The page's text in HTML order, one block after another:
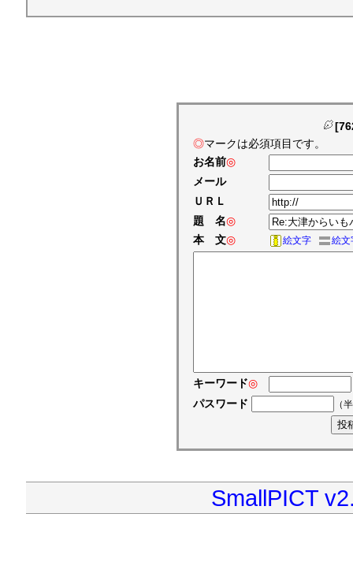
◎マークは必須項目です。
お名前◎
メール
ＵＲＬ
題 名◎
本 文◎ 絵文字 絵文
キーワード◎
パスワード （
SmallPICT